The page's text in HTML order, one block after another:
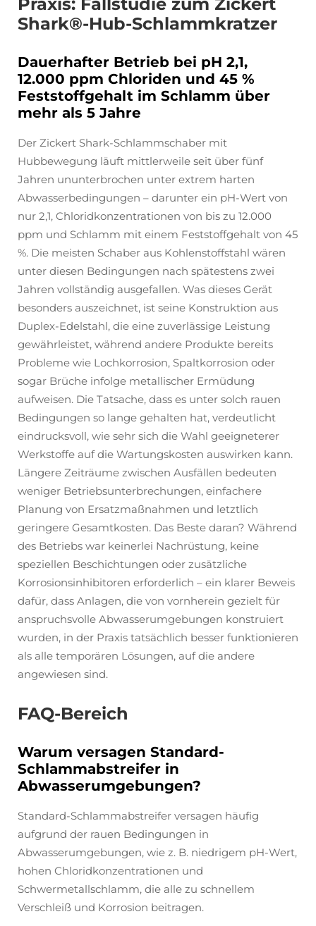
Shark®-Hub-Schlammkratzer
Dauerhafter Betrieb bei pH 2,1,
12.000 ppm Chloriden und 45 %
Feststoffgehalt im Schlamm über
mehr als 5 Jahre
Der Zickert Shark-Schlammschaber mit
Hubbewegung läuft mittlerweile seit über fünf
Jahren ununterbrochen unter extrem harten
Abwasserbedingungen – darunter ein pH-Wert von
nur 2,1, Chloridkonzentrationen von bis zu 12.000
ppm und Schlamm mit einem Feststoffgehalt von 45
%. Die meisten Schaber aus Kohlenstoffstahl wären
unter diesen Bedingungen nach spätestens zwei
Jahren vollständig ausgefallen. Was dieses Gerät
besonders auszeichnet, ist seine Konstruktion aus
Duplex-Edelstahl, die eine zuverlässige Leistung
gewährleistet, während andere Produkte bereits
Probleme wie Lochkorrosion, Spaltkorrosion oder
sogar Brüche infolge metallischer Ermüdung
aufweisen. Die Tatsache, dass es unter solch rauen
Bedingungen so lange gehalten hat, verdeutlicht
eindrucksvoll, wie sehr sich die Wahl geeigneterer
Werkstoffe auf die Wartungskosten auswirken kann.
Längere Zeiträume zwischen Ausfällen bedeuten
weniger Betriebsunterbrechungen, einfachere
Planung von Ersatzmaßnahmen und letztlich
geringere Gesamtkosten. Das Beste daran? Während
des Betriebs war keinerlei Nachrüstung, keine
speziellen Beschichtungen oder zusätzliche
Korrosionsinhibitoren erforderlich – ein klarer Beweis
dafür, dass Anlagen, die von vornherein gezielt für
anspruchsvolle Abwasserumgebungen konstruiert
wurden, in der Praxis tatsächlich besser funktionieren
als alle temporären Lösungen, auf die andere
angewiesen sind.
FAQ-Bereich
Warum versagen Standard-
Schlammabstreifer in
Abwasserumgebungen?
Standard-Schlammabstreifer versagen häufig
aufgrund der rauen Bedingungen in
Abwasserumgebungen, wie z. B. niedrigem pH-Wert,
hohen Chloridkonzentrationen und
Schwermetallschlamm, die alle zu schnellem
Verschleiß und Korrosion beitragen.